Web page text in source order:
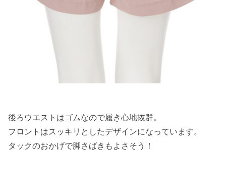
後ろウエストはゴムなので履き心地抜群。
フロントはスッキリとしたデザインになっています。
タックのおかげで脚さばきもよさそう！